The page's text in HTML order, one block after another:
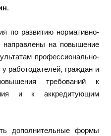
.
по развитию нормативно-
направлены на повышение
профессионально-
работодателей, граждан и
требований к
и к аккредитующим
дополнительные формы